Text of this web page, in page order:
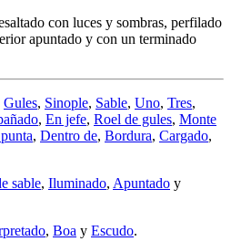
con luces y sombras, perfilado
apuntado y con un terminado
Gules, Sinople, Sable, Uno, Tres,
, En jefe, Roel de gules, Monte
, Dentro de, Bordura, Cargado,
sable, Iluminado, Apuntado y
, Boa y Escudo.